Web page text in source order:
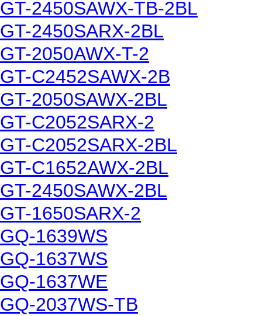
GT-2450SAWX-TB-2BL
GT-2450SARX-2BL
GT-2050AWX-T-2
GT-C2452SAWX-2B
GT-2050SAWX-2BL
GT-C2052SARX-2
GT-C2052SARX-2BL
GT-C1652AWX-2BL
GT-2450SAWX-2BL
GT-1650SARX-2
GQ-1639WS
GQ-1637WS
GQ-1637WE
GQ-2037WS-TB